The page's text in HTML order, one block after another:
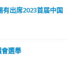
出席2023首届中国
選舉